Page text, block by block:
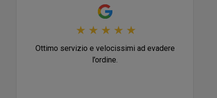
★ ★ ★ ★ ★
Ottimo servizio e velocissimi ad evadere
l’ordine.